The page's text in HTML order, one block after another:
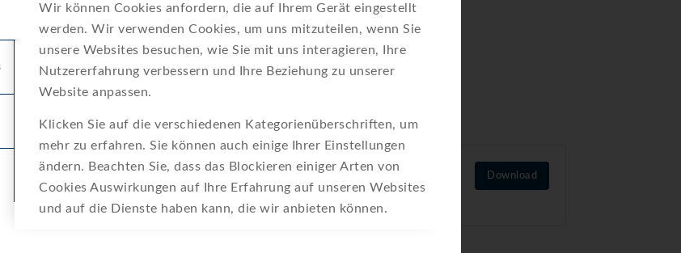
Wir können Cookies anfordern, die auf Ihrem Gerät eingestellt
werden. Wir verwenden Cookies, um uns mitzuteilen, wenn Sie
unsere Websites besuchen, wie Sie mit uns interagieren, Ihre
Nutzererfahrung verbessern und Ihre Beziehung zu unserer
Website anpassen.
Klicken Sie auf die verschiedenen Kategorienüberschriften, um
mehr zu erfahren. Sie können auch einige Ihrer Einstellungen
ändern. Beachten Sie, dass das Blockieren einiger Arten von
Cookies Auswirkungen auf Ihre Erfahrung auf unseren Websites
und auf die Dienste haben kann, die wir anbieten können.
Nassläuferzähler Download